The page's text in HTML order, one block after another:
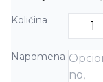
Količina
Napomena